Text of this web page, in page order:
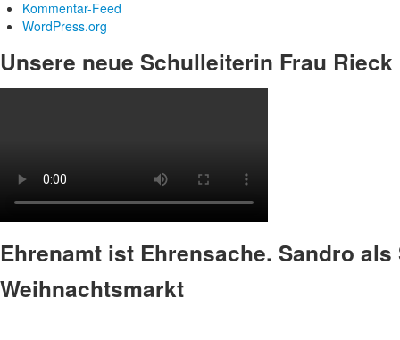
Kommentar-Feed
WordPress.org
Unsere neue Schulleiterin Frau Rieck
Ehrenamt ist Ehrensache. Sandro
Weihnachtsmarkt